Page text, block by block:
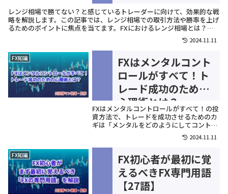
レンジ相場で勝てない？と感じているトレーダーに向けて、効果的な戦
略を解説します。この記事では、レンジ相場での取引方法や勝率を上げ
るためのポイントに焦点を当てます。FXにおけるレンジ相場とは？レ
ンジ相場は、価格が一定の範囲内で上下を繰り返す相場のことを指し
2024.11.11
FX知識
FXはメンタルコント
ロールがすべて！ト
レード成功のための
心理術とは？
FXはメンタルコントロールがすべて！の投
資方法で、トレードを成功させるためのカ
ギは「メンタルをどのようにしてコントロ
ールするか？」が重要です。この記事で
は、FXトレードにおけるメンタルコントロ
ールについてや、トレーニング方法、また
最後にはメンタルコントロールの必要ない
「自動売買」についても詳しく解説...
2024.11.11
FX知識
FX初心者が最初に覚
えるべきFX専門用語
【27語】